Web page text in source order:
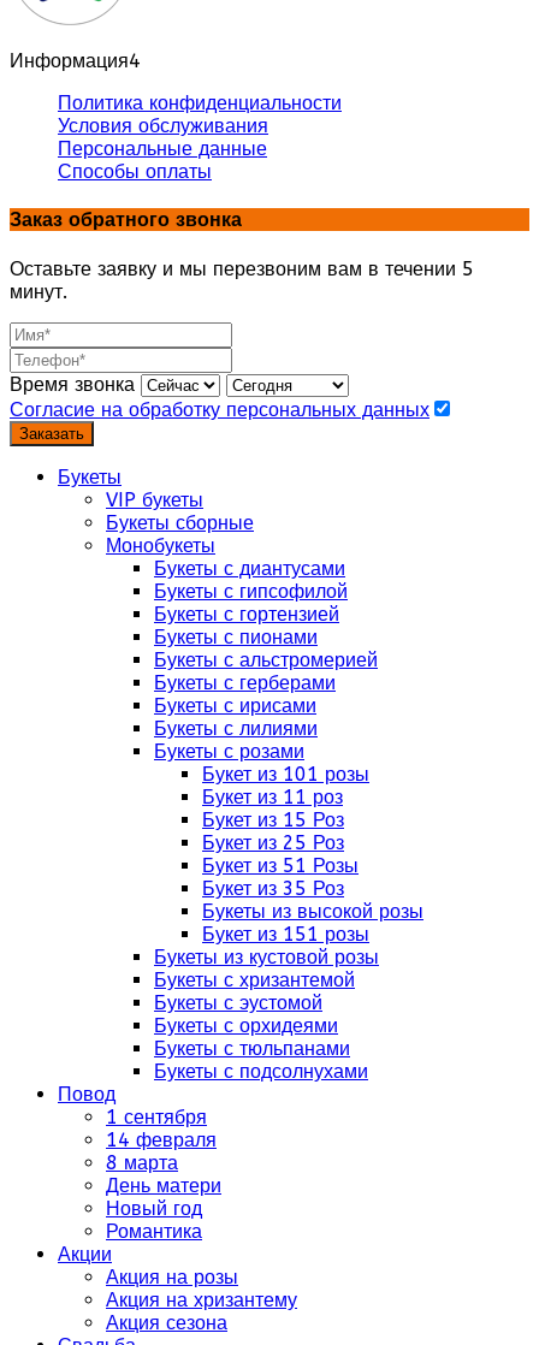
Информация4
Политика конфиденциальности
Условия обслуживания
Персональные данные
Способы оплаты
Заказ обратного звонка
Оставьте заявку и мы перезвоним вам в течении 5
минут.
Время звонка
Согласие на обработку персональных данных
Заказать
Букеты
VIP букеты
Букеты сборные
Монобукеты
Букеты с диантусами
Букеты с гипсофилой
Букеты с гортензией
Букеты с пионами
Букеты с альстромерией
Букеты с герберами
Букеты с ирисами
Букеты с лилиями
Букеты с розами
Букет из 101 розы
Букет из 11 роз
Букет из 15 Роз
Букет из 25 Роз
Букет из 51 Розы
Букет из 35 Роз
Букеты из высокой розы
Букет из 151 розы
Букеты из кустовой розы
Букеты с хризантемой
Букеты с эустомой
Букеты с орхидеями
Букеты с тюльпанами
Букеты с подсолнухами
Повод
1 сентября
14 февраля
8 марта
День матери
Новый год
Романтика
Акции
Акция на розы
Акция на хризантему
Акция сезона